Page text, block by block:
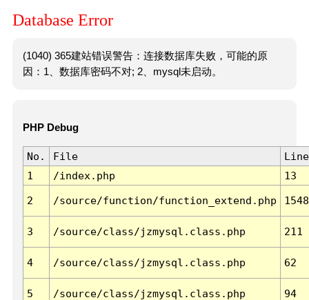
Database Error
(1040) 365建站错误警告：连接数据库失败，可能的原
因：1、数据库密码不对; 2、mysql未启动。
PHP Debug
No. File
Line
1
/index.php 13
2 /source/function/function_extend.php 1548
3 /source/class/jzmysql.class.php 211
4 /source/class/jzmysql.class.php 62
5 /source/class/jzmysql.class.php 94